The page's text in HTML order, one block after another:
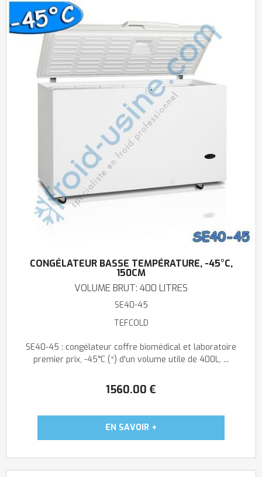
CONGÉLATEUR BASSE TEMPÉRATURE, -45°C,
150CM
VOLUME BRUT: 400 LITRES
SE40-45
TEFCOLD
1560.00 €
SE40-45 : congélateur coffre biomédical et laboratoire
premier prix, -45°C (*) d'un volume utile de 400L, ...